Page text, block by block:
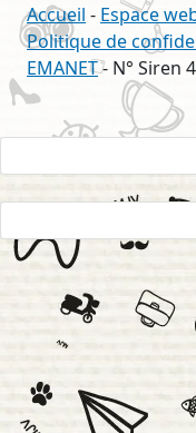
Accueil - Espace
Politique de
EMANET- N° Siren